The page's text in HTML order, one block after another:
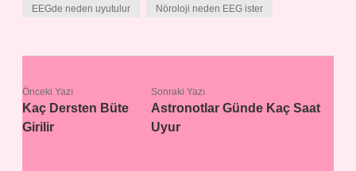
EEGde neden uyutulur Nöroloji neden EEG ister
Önceki Yazı
Kaç Dersten Büte
Girilir
Sonraki Yazı
Astronotlar Günde Kaç Saat
Uyur